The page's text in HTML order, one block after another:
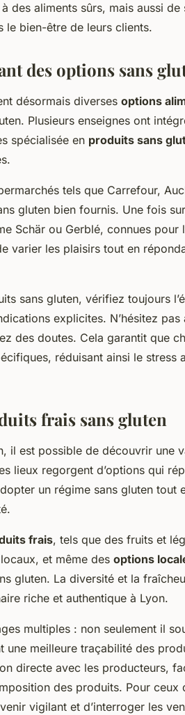
des aliments sûrs, mais aussi de
le bien-être de leurs clients.
des options sans
désormais diverses options
Plusieurs enseignes ont
spécialisée en produits sans
tels que Carrefour,
gluten bien fournis. Une fois
Schär ou Gerblé, connues pour
varier les plaisirs tout en
sans gluten, vérifiez toujours
explicites. N’hésitez
des doutes. Cela garantit que
réduisant ainsi le stress
frais sans gluten
il est possible de découvrir une
lieux regorgent d’options qui
un régime sans gluten tout
frais, tels que des fruits et
et même des options
gluten. La diversité et la
riche et authentique à Lyon.
multiples : non seulement il
une meilleure traçabilité des
directe avec les producteurs,
des produits. Pour ceux
vigilant et d’interroger les